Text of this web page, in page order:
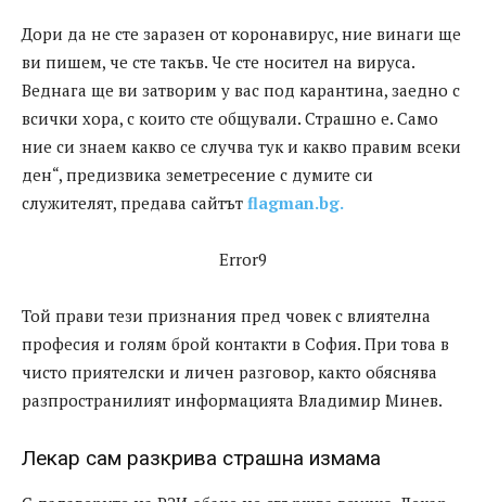
Дори да не сте заразен от коронавирус, ние винаги ще
ви пишем, че сте такъв. Че сте носител на вируса.
Веднага ще ви затворим у вас под карантина, заедно с
всички хора, с които сте общували. Страшно е. Само
ние си знаем какво се случва тук и какво правим всеки
ден“, предизвика земетресение с думите си
служителят, предава сайтът flagman.bg.
Error9
Той прави тези признания пред човек с влиятелна
професия и голям брой контакти в София. При това в
чисто приятелски и личен разговор, както обяснява
разпространилият информацията Владимир Минев.
Лекар сам разкрива страшна измама